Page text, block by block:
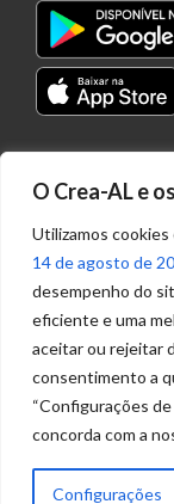
O Crea-AL e
Utilizamos cookies
14 de agosto de
desempenho do
eficiente e uma
aceitar ou rejeitar
consentimento a
“Configurações
concorda com a
Configurações
Transparência
Portal
Acesso à
Informação
Política de
Privacidade
Ouvidoria
(82) 2123 0864